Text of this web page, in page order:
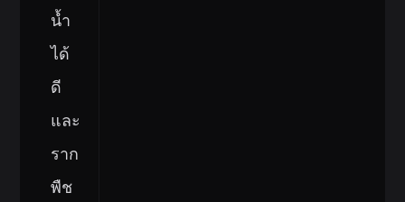
น้ำ
ได้
ดี
และ
ราก
พืช